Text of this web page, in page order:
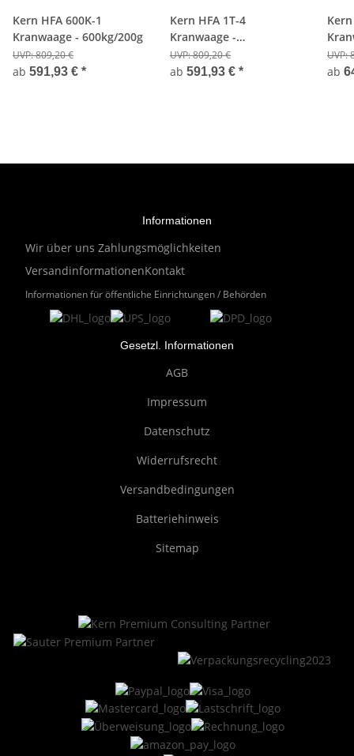
Kern HFA 600K-1
Kranwaage - 600kg/200g
UVP:809,20 €
ab 591,93 € *
Kern HFA 1T-4
Kranwaage -
1000kg/500g
UVP:809,20 €
ab 591,93 € *
UVP:
ab
Informationen
Wir über uns Zahlungsmöglichkeiten
VersandinformationenKontakt
Informationen für öffentliche Einrichtungen / Behörden
Gesetzl. Informationen
AGB
Impressum
Datenschutz
Widerrufsrecht
Versandbedingungen
Batteriehinweis
Sitemap